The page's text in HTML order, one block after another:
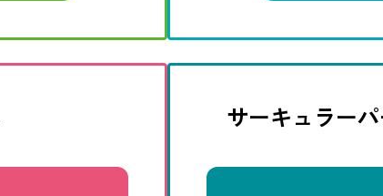
サーキュラー